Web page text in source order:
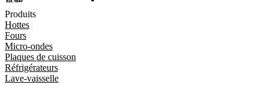
Produits
Hottes
Fours
Micro-ondes
Plaques de cuisson
Réfrigérateurs
Lave-vaisselle